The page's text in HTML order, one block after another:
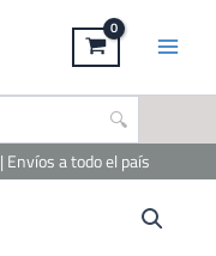
Envíos a todo el país